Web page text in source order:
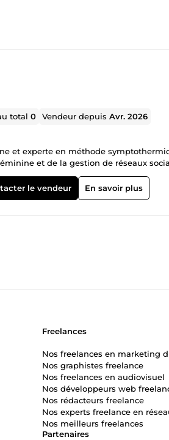
total0 Vendeur depuisAvr. 2026
et experte en méthode
et de la gestion de réseaux
le vendeur En savoir plus
Partenaires
Freelances
Nos freelances en marketing
Nos graphistes freelance
Nos freelances en audiovisuel
Nos développeurs web
Nos rédacteurs freelance
Nos experts freelance en
Nos meilleurs freelances